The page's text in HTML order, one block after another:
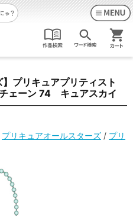
ゃ？
】プリキュアプリティスト
ェーン 74 キュアスカイ
プリキュアオールスターズ / プリ